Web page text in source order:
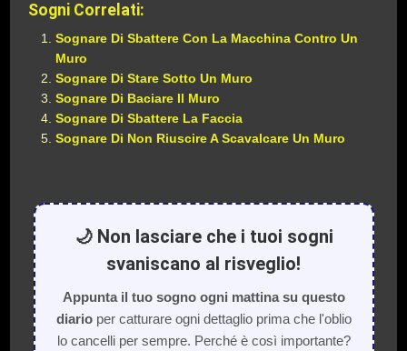
Sogni Correlati:
Sognare Di Sbattere Con La Macchina Contro Un
Muro
Sognare Di Stare Sotto Un Muro
Sognare Di Baciare Il Muro
Sognare Di Sbattere La Faccia
Sognare Di Non Riuscire A Scavalcare Un Muro
🌙 Non lasciare che i tuoi sogni
svaniscano al risveglio!
Appunta il tuo sogno ogni mattina su questo
diarioper catturare ogni dettaglio prima che l'oblio
lo cancelli per sempre. Perché è così importante?